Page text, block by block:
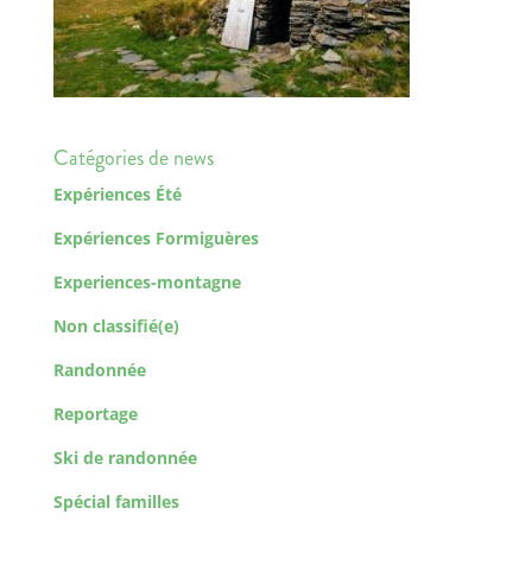
Catégories de news
Expériences Été
Expériences Formiguères
Experiences-montagne
Non classifié(e)
Randonnée
Reportage
Ski de randonnée
Spécial familles